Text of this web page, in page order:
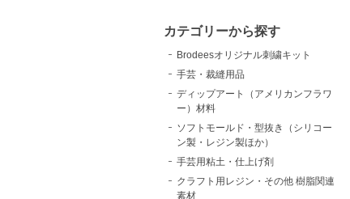
カテゴリーから探す
Brodeesオリジナル刺繍キット
手芸・裁縫用品
ディップアート（アメリカンフラワ
ー）材料
ソフトモールド・型抜き（シリコー
ン製・レジン製ほか）
手芸用粘土・仕上げ剤
クラフト用レジン・その他 樹脂関連
素材